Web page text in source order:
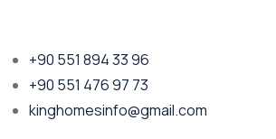
+90 551 894 33 96
+90 551 476 97 73
kinghomesinfo@gmail.com